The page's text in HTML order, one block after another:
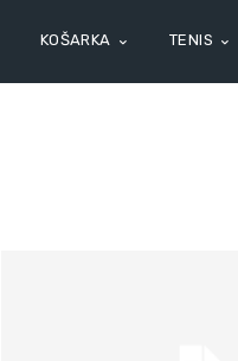
KOŠARKA TENIS